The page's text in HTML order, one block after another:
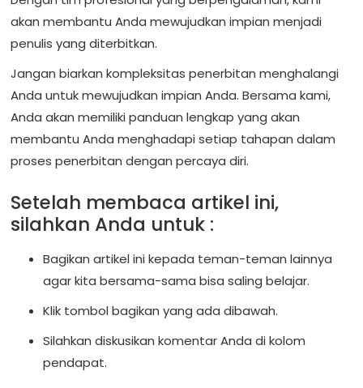
akan membantu Anda mewujudkan impian menjadi
penulis yang diterbitkan.
Jangan biarkan kompleksitas penerbitan menghalangi
Anda untuk mewujudkan impian Anda. Bersama kami,
Anda akan memiliki panduan lengkap yang akan
membantu Anda menghadapi setiap tahapan dalam
proses penerbitan dengan percaya diri.
Setelah membaca artikel ini,
silahkan Anda untuk :
Bagikan artikel ini kepada teman-teman lainnya
agar kita bersama-sama bisa saling belajar.
Klik tombol bagikan yang ada dibawah.
Silahkan diskusikan komentar Anda di kolom
pendapat.